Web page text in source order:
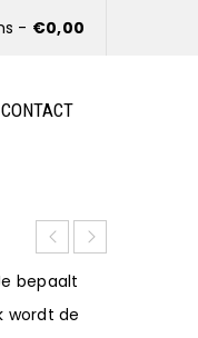
- €0,00
CONTACT
bepaalt
wordt de